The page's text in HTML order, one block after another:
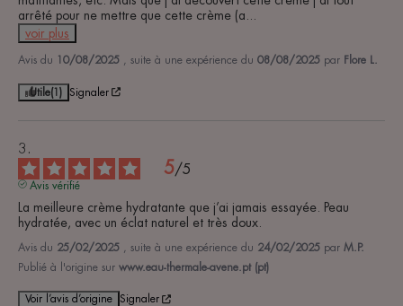
arrêté pour ne mettre que cette crème (a
voir plus
Avis du 10/08/2025 , suite à une expérience du 08/08/2025 par Flore L.
Utile(1) Signaler
5/5
Avis vérifié
La meilleure crème hydratante que j’ai jamais essayée. Peau
hydratée, avec un éclat naturel et très doux.
Avis du 25/02/2025 , suite à une expérience du 24/02/2025 par M.P.
Publié à l'origine sur www.eau-thermale-avene.pt (pt)
Voir l’avis d’origine Signaler